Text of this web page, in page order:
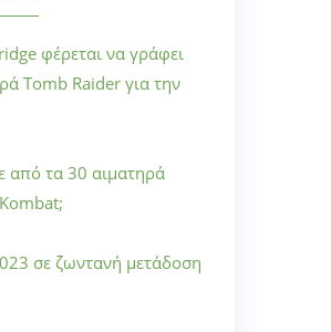
φέρεται να γράφει
Tomb Raider για την
από τα 30 αιματηρά
σε ζωντανή μετάδοση